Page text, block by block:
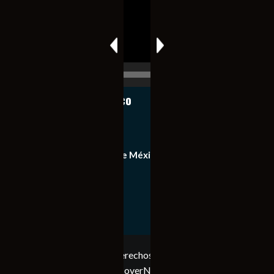
Notiexpress de México
Equipo de Notiexpress de México
Copyright © Todos los derechos reservados. Notiexpress
CoverNews